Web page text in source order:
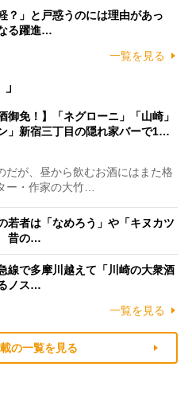
？」と戸惑うのには理由があっ
る躍進…
一覧を見る
御免！】「ネグローニ」「山崎」
」新宿三丁目の隠れ家バーで1…
が、昼から飲むお酒にはまた格
ー・作家の大竹…
若者は「なめろう」や「キヌカツ
昔の…
線で多摩川越えて「川崎の大衆酒
ノス…
一覧を見る
の一覧を見る